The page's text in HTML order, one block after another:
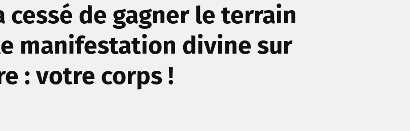
cessé de gagner le terrain
manifestation divine sur
: votre corps !